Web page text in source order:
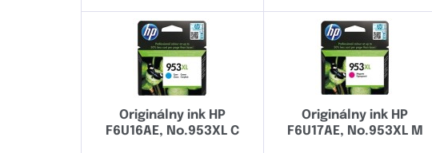
Originálny ink HP
F6U16AE, No.953XL C
Originálny ink HP
F6U17AE, No.953XL M